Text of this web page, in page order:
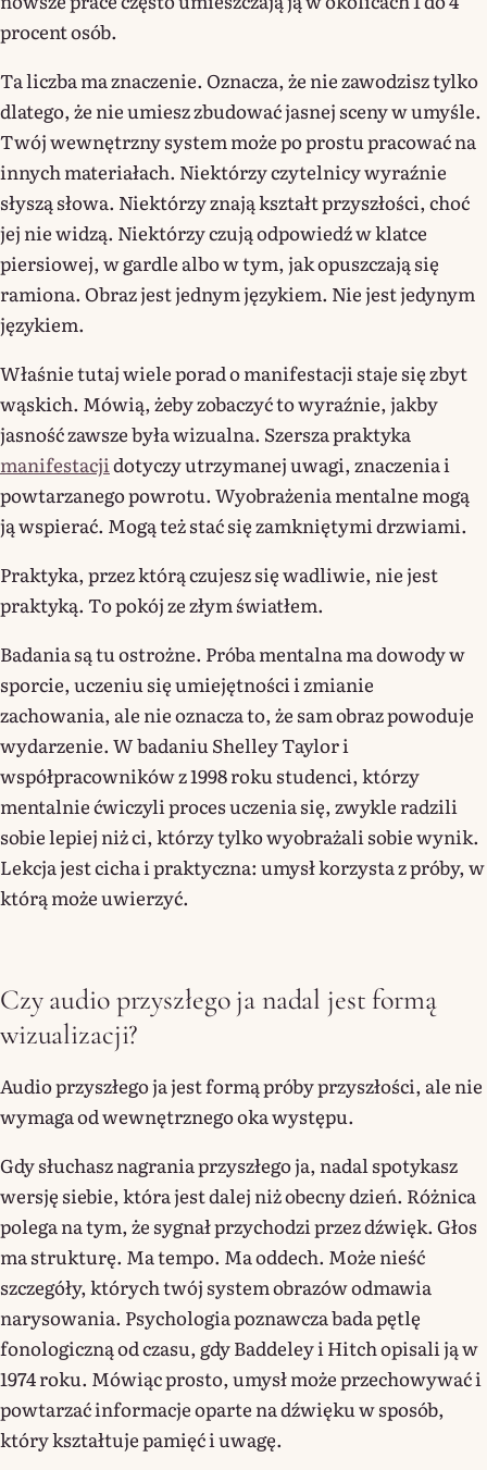
procent osób.
Ta liczba ma znaczenie. Oznacza, że nie zawodzisz tylko
dlatego, że nie umiesz zbudować jasnej sceny w umyśle.
Twój wewnętrzny system może po prostu pracować na
innych materiałach. Niektórzy czytelnicy wyraźnie
słyszą słowa. Niektórzy znają kształt przyszłości, choć
jej nie widzą. Niektórzy czują odpowiedź w klatce
piersiowej, w gardle albo w tym, jak opuszczają się
ramiona. Obraz jest jednym językiem. Nie jest jedynym
językiem.
Właśnie tutaj wiele porad o manifestacji staje się zbyt
wąskich. Mówią, żeby zobaczyć to wyraźnie, jakby
jasność zawsze była wizualna. Szersza praktyka
manifestacji dotyczy utrzymanej uwagi, znaczenia i
powtarzanego powrotu. Wyobrażenia mentalne mogą
ją wspierać. Mogą też stać się zamkniętymi drzwiami.
Praktyka, przez którą czujesz się wadliwie, nie jest
praktyką. To pokój ze złym światłem.
Badania są tu ostrożne. Próba mentalna ma dowody w
sporcie, uczeniu się umiejętności i zmianie
zachowania, ale nie oznacza to, że sam obraz powoduje
wydarzenie. W badaniu Shelley Taylor i
współpracowników z 1998 roku studenci, którzy
mentalnie ćwiczyli proces uczenia się, zwykle radzili
sobie lepiej niż ci, którzy tylko wyobrażali sobie wynik.
Lekcja jest cicha i praktyczna: umysł korzysta z próby, w
którą może uwierzyć.
Czy audio przyszłego ja nadal jest formą
wizualizacji?
Audio przyszłego ja jest formą próby przyszłości, ale nie
wymaga od wewnętrznego oka występu.
Gdy słuchasz nagrania przyszłego ja, nadal spotykasz
wersję siebie, która jest dalej niż obecny dzień. Różnica
polega na tym, że sygnał przychodzi przez dźwięk. Głos
ma strukturę. Ma tempo. Ma oddech. Może nieść
szczegóły, których twój system obrazów odmawia
narysowania. Psychologia poznawcza bada pętlę
fonologiczną od czasu, gdy Baddeley i Hitch opisali ją w
1974 roku. Mówiąc prosto, umysł może przechowywać i
powtarzać informacje oparte na dźwięku w sposób,
który kształtuje pamięć i uwagę.